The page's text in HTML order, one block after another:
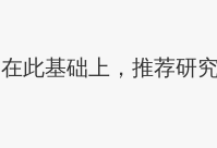
在此基础上，推荐研